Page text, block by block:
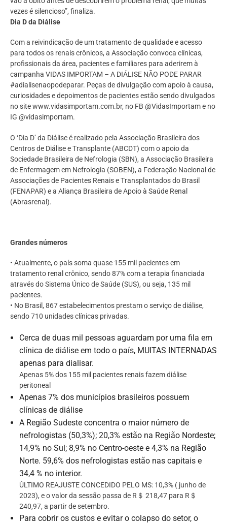
vezes é silencioso”, finaliza.
Dia D da Diálise
Com a reivindicação de um tratamento de qualidade e acesso
para todos os renais crônicos, a Associação convoca clínicas,
profissionais da área, pacientes e familiares para aderirem à
campanha VIDAS IMPORTAM – A DIÁLISE NÃO PODE PARAR
#adialisenaopodeparar. Peças de divulgação com apoio à causa,
curiosidades e depoimentos de pacientes estão sendo divulgados
no site www.vidasimportam.com.br, no FB @VidasImportam e no
IG @vidasimportam.
O ‘Dia D’ da Diálise é realizado pela Associação Brasileira dos
Centros de Diálise e Transplante (ABCDT) com o apoio da
Sociedade Brasileira de Nefrologia (SBN), a Associação Brasileira
de Enfermagem em Nefrologia (SOBEN), a Federação Nacional de
Associações de Pacientes Renais e Transplantados do Brasil
(FENAPAR) e a Aliança Brasileira de Apoio à Saúde Renal
(Abrasrenal).
Grandes números
• Atualmente, o país soma quase 155 mil pacientes em
tratamento renal crônico, sendo 87% com a terapia financiada
através do Sistema Único de Saúde (SUS), ou seja, 135 mil
pacientes.
• No Brasil, 867 estabelecimentos prestam o serviço de diálise,
sendo 710 unidades clínicas privadas.
Cerca de duas mil pessoas aguardam por uma fila em
clínica de diálise em todo o país, MUITAS INTERNADAS
apenas para dialisar.
Apenas 5% dos 155 mil pacientes renais fazem diálise
peritoneal
Apenas 7% dos municípios brasileiros possuem
clínicas de diálise
A Região Sudeste concentra o maior número de
nefrologistas (50,3%); 20,3% estão na Região Nordeste;
14,9% no Sul; 8,9% no Centro-oeste e 4,3% na Região
Norte. 59,6% dos nefrologistas estão nas capitais e
34,4 % no interior.
ÚLTIMO REAJUSTE CONCEDIDO PELO MS: 10,3% ( junho de
2023), e o valor da sessão passa de R＄ 218,47 para R＄
240,97, a partir de setembro.
Para cobrir os custos e evitar o colapso do setor, o